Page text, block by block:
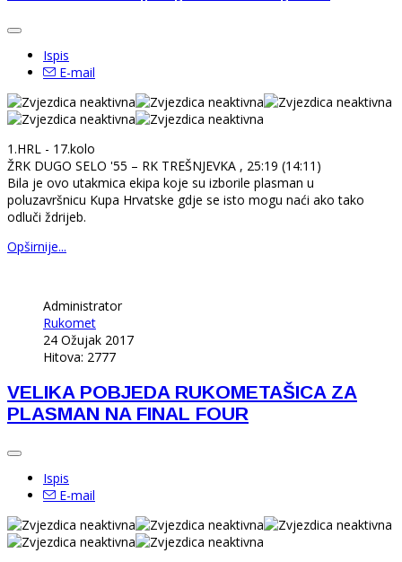
Ispis
E-mail
1.HRL - 17.kolo
ŽRK DUGO SELO '55 – RK TREŠNJEVKA , 25:19 (14:11)
Bila je ovo utakmica ekipa koje su izborile plasman u
poluzavršnicu Kupa Hrvatske gdje se isto mogu naći ako tako
odluči ždrijeb.
Opširnije...
Administrator
Rukomet
24 Ožujak 2017
Hitova: 2777
VELIKA POBJEDA RUKOMETAŠICA ZA
PLASMAN NA FINAL FOUR
Ispis
E-mail